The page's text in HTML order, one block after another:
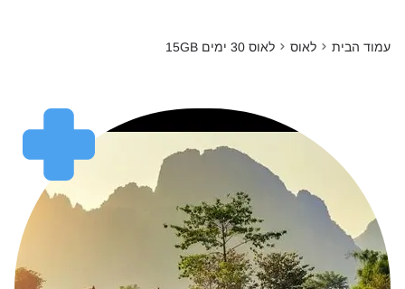
עמוד הבית לאוס לאוס 30 ימים 15GB